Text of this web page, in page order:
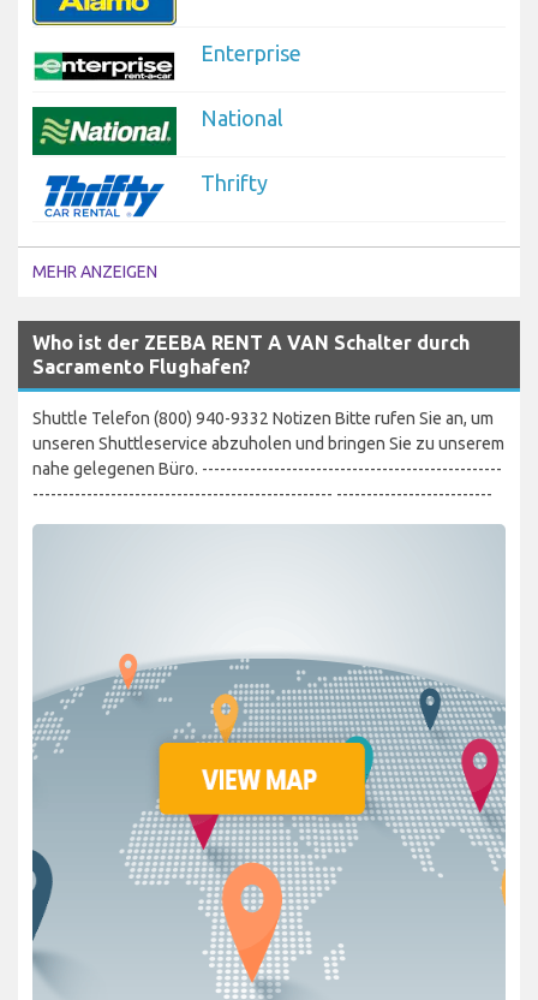
Enterprise
National
Thrifty
MEHR ANZEIGEN
Who ist der ZEEBA RENT A VAN Schalter durch
Sacramento Flughafen?
Shuttle Telefon (800) 940-9332 Notizen Bitte rufen Sie an, um
unseren Shuttleservice abzuholen und bringen Sie zu unserem
nahe gelegenen Büro. --------------------------------------------------
-------------------------------------------------- --------------------------